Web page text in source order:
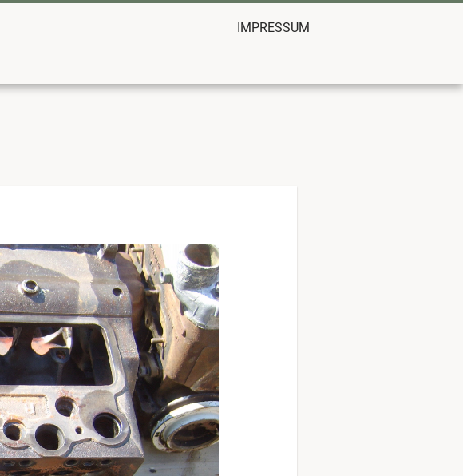
IMPRESSUM